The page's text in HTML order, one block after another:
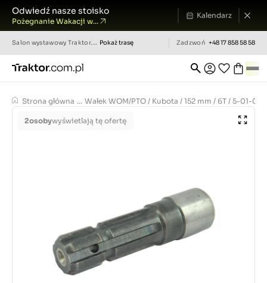
Odwiedź nasze stoisko
Pożegnanie Wakacji w...
Kalendarz
Salon wystawowy Traktor.com.pl Pokaż trasę Zadzwoń +48 17 858 58 58
Strona główna ... Wałek WOM/PTO / Kubota / 152 mm / 6T / 5-01-
2osobywyświetlają tę ofertę